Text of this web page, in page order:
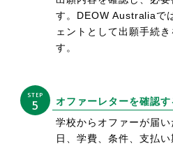
す。DEOW Australiaで
ェントとして出願手続
す。
STEP
5
オファーレターを確認す
学校からオファーが届
日、学費、条件、支払い